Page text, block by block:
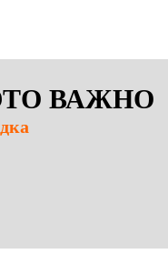
ВАЖНО